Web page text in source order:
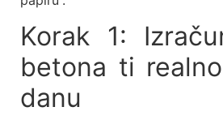
Korak 1:
betona ti
danu